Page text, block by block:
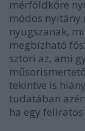
mérföldkőre
módos nyitány
nyugszanak,
megbízható
sztori az, ami
tekintve is
tudatában
ha egy